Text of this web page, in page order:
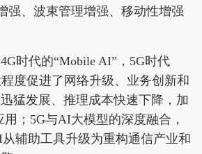
强、波束管理增强、移动性增强
时代的“Mobile AI”，5G时代
度促进了网络升级、业务创新和
猛发展、推理成本快速下降，加
；5G与AI大模型的深度融合，
辅助工具升级为重构通信产业和